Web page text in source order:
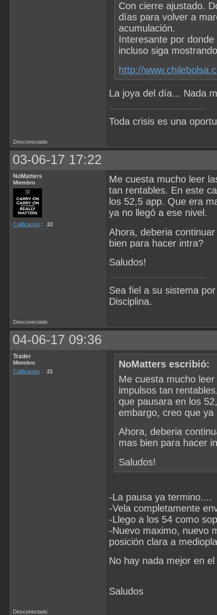
Con cierre ajustado.
días para volver a
acumulación.
Interesante por
incluso siga
http://
La joya del día... Nada
Toda crisis es una
Desconectado
03-06-17 17:22
NoMatters
Miembro
Calificacion : 22
Me cuesta mucho leer
tan rentables. En este
los 52,5 app. Que era
ya no llegó a ese nivel.
Ahora, deberia
bien para hacer intra?
Saludos!
Sea fiel a su sistema
Disciplina.
Desconectado
04-06-17 09:36
Trader
Miembro
Calificacion : 21
NoMatters escribió:
Me cuesta mucho
impulsos tan
que pausara en los
embargo, creo que
Ahora, deberia
mas bien para hacer
Saludos!
-La pausa ya termino....
-Vela completamente
-Llego a los 54 como
-Nuevo maximo, nuevo
posición clara a
No hay nada mejor en
Saludos
Desconectado